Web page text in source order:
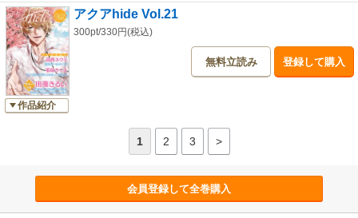
作品紹介
アクアhide Vol.21
300pt/330円(税込)
無料立読み 登録して購入
1 2 3 >
会員登録して全巻購入